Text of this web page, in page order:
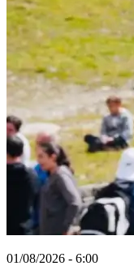
01/08/2026 - 6:00